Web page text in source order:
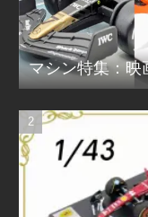
マシン特集：映